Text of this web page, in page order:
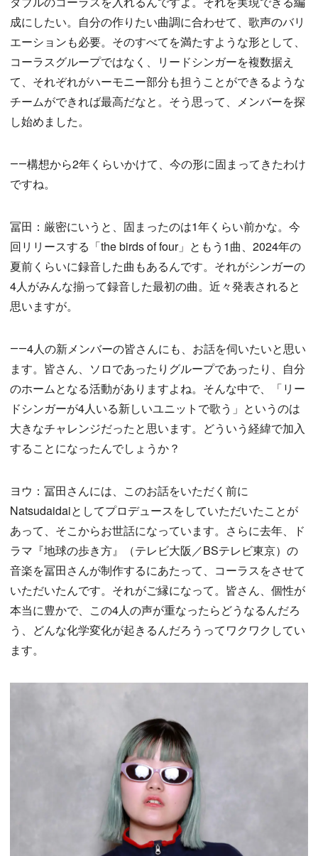
成にしたい。自分の作りたい曲調に合わせて、歌声のバリ
エーションも必要。そのすべてを満たすような形として、
コーラスグループではなく、リードシンガーを複数据え
て、それぞれがハーモニー部分も担うことができるような
チームができれば最高だなと。そう思って、メンバーを探
し始めました。
――構想から2年くらいかけて、今の形に固まってきたわけ
ですね。
冨田：厳密にいうと、固まったのは1年くらい前かな。今
回リリースする「the birds of four」ともう1曲、2024年の
夏前くらいに録音した曲もあるんです。それがシンガーの
4人がみんな揃って録音した最初の曲。近々発表されると
思いますが。
――4人の新メンバーの皆さんにも、お話を伺いたいと思い
ます。皆さん、ソロであったりグループであったり、自分
のホームとなる活動がありますよね。そんな中で、「リー
ドシンガーが4人いる新しいユニットで歌う」というのは
大きなチャレンジだったと思います。どういう経緯で加入
することになったんでしょうか？
ヨウ：冨田さんには、このお話をいただく前に
Natsudaidaiとしてプロデュースをしていただいたことが
あって、そこからお世話になっています。さらに去年、ド
ラマ『地球の歩き方』（テレビ大阪／BSテレビ東京）の
音楽を冨田さんが制作するにあたって、コーラスをさせて
いただいたんです。それがご縁になって。皆さん、個性が
本当に豊かで、この4人の声が重なったらどうなるんだろ
う、どんな化学変化が起きるんだろうってワクワクしてい
ます。